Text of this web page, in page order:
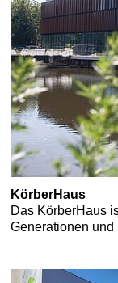
KörberHaus
Das KörberHaus
Generationen